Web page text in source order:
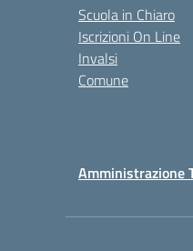
Scuola in Chiaro
Iscrizioni On Line
Invalsi
Comune
Amministrazione